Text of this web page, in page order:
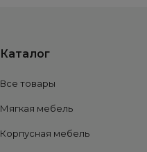
Каталог
Все товары
Мягкая мебель
Корпусная мебель